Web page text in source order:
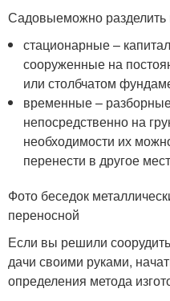
Садовыеможно разделить
стационарные –
сооруженные на
или столбчатом
временные –
непосредственно на
необходимости их
перенести в другое
Фото беседок
переносной
Если вы решили
дачи своими руками,
определения метода